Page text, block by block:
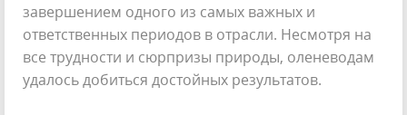
завершением одного из самых важных и
ответственных периодов в отрасли. Несмотря на
все трудности и сюрпризы природы, оленеводам
удалось добиться достойных результатов.